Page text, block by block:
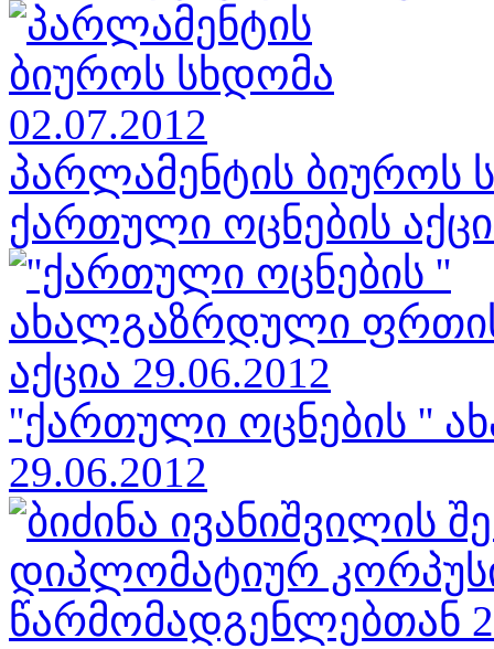
პარლამენტის ბიუროს
ქართული ოცნების
''ქართული ოცნების ''
29.06.2012